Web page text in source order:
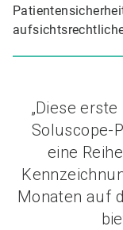
„Diese
Soluscope-
eine
Monaten auf